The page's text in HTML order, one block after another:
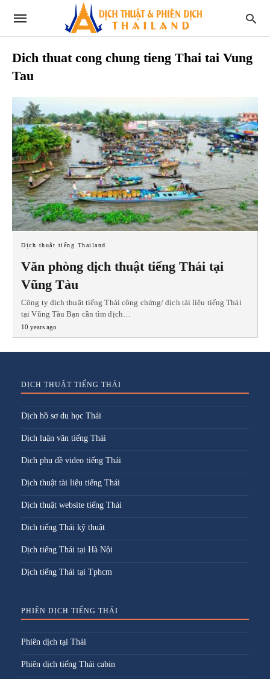
Dich thuat cong chung tieng Thai tai Vung
Tau
Dịch thuật tiếng Thailand
Văn phòng dịch thuật tiếng Thái tại
Vũng Tàu
Công ty dịch thuật tiếng Thái công chứng/ dịch tài liệu tiếng Thái
tại Vũng Tàu Bạn cần tìm dịch…
10 years ago
DỊCH THUẬT TIẾNG THÁI
Dịch hồ sơ du học Thái
Dịch luận văn tiếng Thái
Dịch phụ đề video tiếng Thái
Dịch thuật tài liệu tiếng Thái
Dịch thuật website tiếng Thái
Dịch tiếng Thái kỹ thuật
Dịch tiếng Thái tại Hà Nội
Dịch tiếng Thái tại Tphcm
PHIÊN DỊCH TIẾNG THÁI
Phiên dịch tại Thái
Phiên dịch tiếng Thái cabin